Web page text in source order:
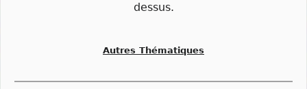
dessus.
Autres Thématiques